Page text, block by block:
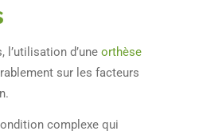
l’utilisation d’uneorthèse
sur les facteurs
complexe qui